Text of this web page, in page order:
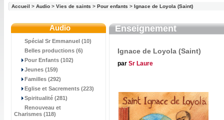
Accueil > Audio > Vies de saints > Pour enfants > Ignace de Loyola (Saint)
Audio
Spécial Sr Emmanuel (10)
Belles productions (6)
Pour Enfants (102)
Jeunes (159)
Familles (292)
Eglise et Sacrements (223)
Spiritualité (281)
Renouveau et
Charismes (118)
Enseignement
Ignace de Loyola (Saint)
par Sr Laure